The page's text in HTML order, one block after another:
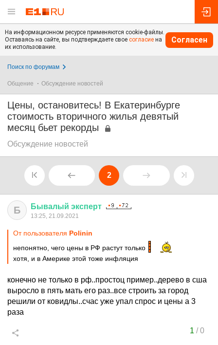
На информационном ресурсе применяются cookie-файлы.
Оставаясь на сайте, вы подтверждаете свое согласие на
их использование.
Согласен
Поиск по форумам
Общение Обсуждение новостей
Цены, остановитесь! В Екатеринбурге
стоимость вторичного жилья девятый
месяц бьет рекорды
Обсуждение новостей
2
Б Бывалый эксперт
13:25, 21.09.2021
От пользователя Polinin
непонятно, чего цены в РФ растут только
хотя, и в Америке этой тоже инфляция
конечно не только в рф..простоц пример..дерево в сша
выросло в пять мать его раз..все строить за город
решили от ковидлы..счас уже упал спрос и цены а 3
раза
1 /0